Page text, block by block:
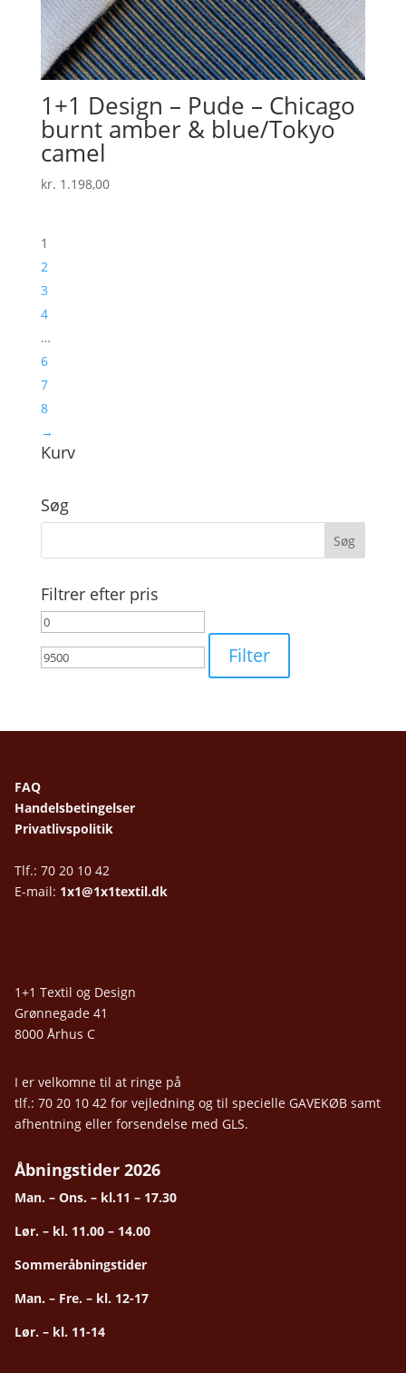
1+1 Design – Pude – Chicago
burnt amber & blue/Tokyo
camel
kr. 1.198,00
1
2
3
4
…
6
7
8
→
Kurv
Søg
Filtrer efter pris
Mindste
pris
Filter
FAQ
Handelsbetingelser
Privatlivspolitik
Tlf.: 70 20 10 42
E-mail: 1x1@1x1textil.dk
1+1 Textil og Design
Grønnegade 41
8000 Århus C
I er velkomne til at ringe på
tlf.: 70 20 10 42 for vejledning og til specielle GAVEKØB samt
afhentning eller forsendelse med GLS.
Åbningstider 2026
Man. – Ons. – kl.11 – 17.30
Lør. – kl. 11.00 – 14.00
Sommeråbningstider
Man. – Fre. – kl. 12-17
Lør. – kl. 11-14